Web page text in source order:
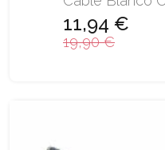
11,94 €
19,90 €